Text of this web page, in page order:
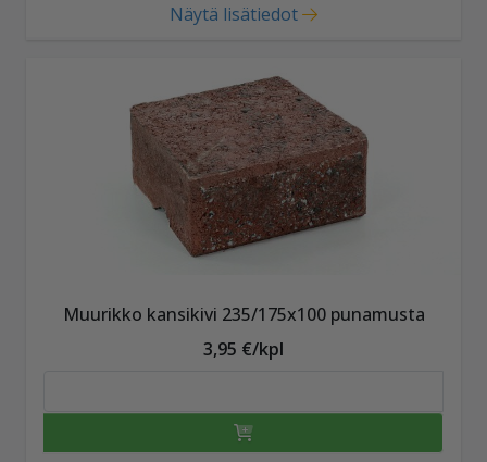
Näytä lisätiedot
Muurikko kansikivi 235/175x100 punamusta
3,95 €/kpl